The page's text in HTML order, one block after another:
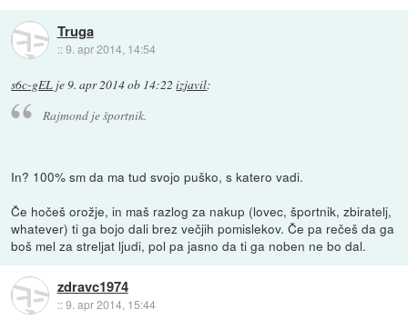
Truga
::9. apr 2014, 14:54
s6c-gEL je9. apr 2014 ob 14:22 izjavil:
Rajmond je športnik.
In? 100% sm da ma tud svojo puško, s katero vadi.
Če hočeš orožje, in maš razlog za nakup (lovec, športnik, zbiratelj,
whatever) ti ga bojo dali brez večjih pomislekov. Če pa rečeš da ga
boš mel za streljat ljudi, pol pa jasno da ti ga noben ne bo dal.
zdravc1974
::9. apr 2014, 15:44